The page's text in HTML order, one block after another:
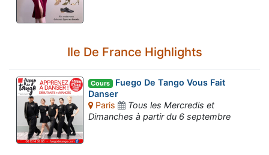
Ile De France Highlights
Cours Fuego De Tango Vous Fait
Danser
Paris
Tous les Mercredis et
Dimanches à partir du 6 septembre